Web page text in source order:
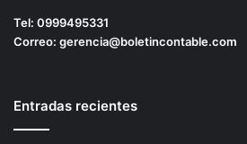
Tel: 0999495331
Correo: gerencia@boletincontable.com
Entradas recientes